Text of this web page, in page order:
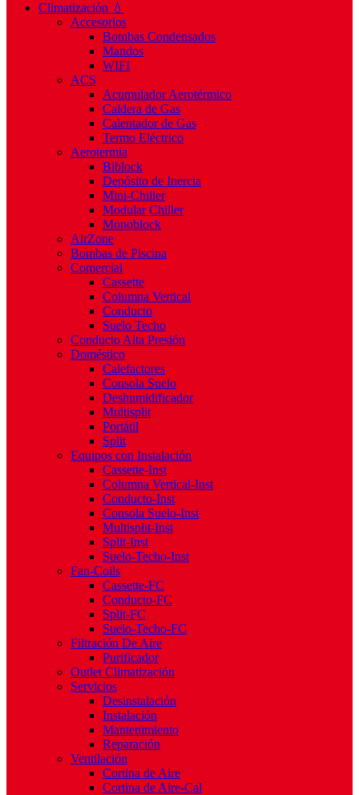
Climatización 💧
Accesorios
Bombas Condensados
Mandos
WIFI
ACS
Acumulador Aerotérmico
Caldera de Gas
Calentador de Gas
Termo Eléctrico
Aerotermia
Biblock
Depósito de Inercia
Mini-Chiller
Modular Chiller
Monoblock
AirZone
Bombas de Piscina
Comercial
Cassette
Columna Vertical
Conducto
Suelo Techo
Conducto Alta Presión
Doméstico
Calefactores
Consola Suelo
Deshumidificador
Multisplit
Portátil
Split
Equipos con Instalación
Cassette-Inst
Columna Vertical-Inst
Conducto-Inst
Consola Suelo-Inst
Multisplit-Inst
Split-Inst
Suelo-Techo-Inst
Fan-Coils
Cassette-FC
Conducto-FC
Split-FC
Suelo-Techo-FC
Filtración De Aire
Purificador
Outlet Climatización
Servicios
Desinstalación
Instalación
Mantenimiento
Reparación
Ventilación
Cortina de Aire
Cortina de Aire-Cal